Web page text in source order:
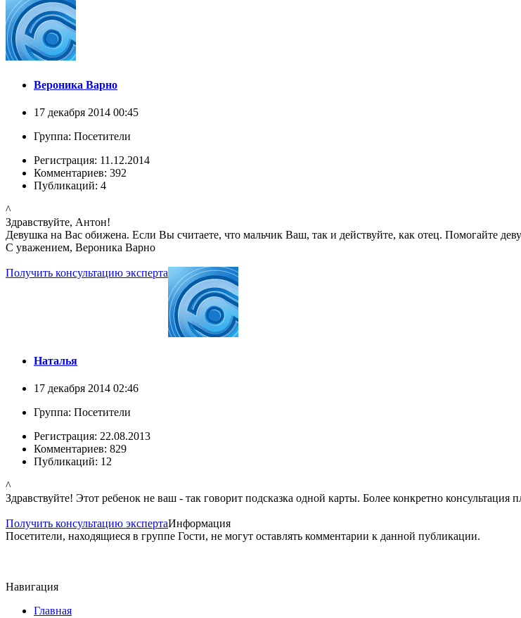
Вероника Варно
17 декабря 2014 00:45
Группа: Посетители
Регистрация: 11.12.2014
Комментариев: 392
Публикаций: 4
^
Здравствуйте, Антон!
Девушка на Вас обижена. Если Вы считаете, что мальчик Ваш, так и действуйте, как отец. Помогайте
С уважением, Вероника Варно
Получить консультацию эксперта
Наталья
17 декабря 2014 02:46
Группа: Посетители
Регистрация: 22.08.2013
Комментариев: 829
Публикаций: 12
^
Здравствуйте! Этот ребенок не ваш - так говорит подсказка одной карты. Более конкретно консультация
Получить консультацию экспертаИнформация
Посетители, находящиеся в группе Гости, не могут оставлять комментарии к данной публикации.
Навигация
Главная